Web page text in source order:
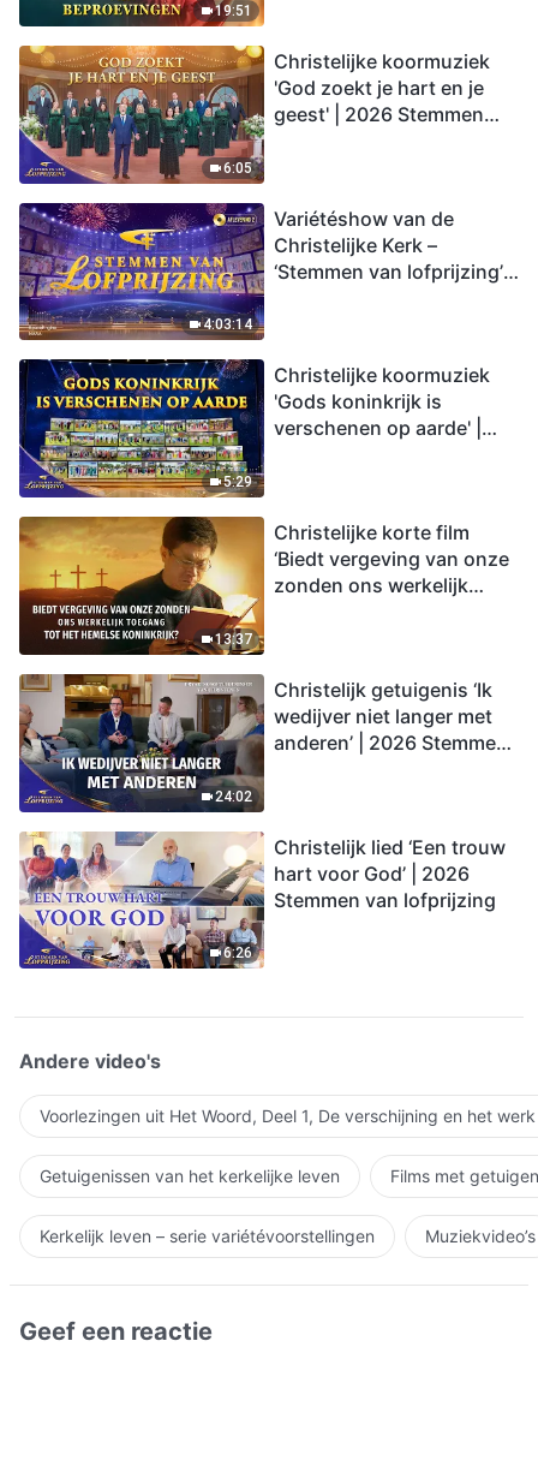
19:51
6:05
Christelijke koormuziek
'God zoekt je hart en je
geest' | 2026 Stemmen
4:03:14
Variétéshow van de
Christelijke Kerk –
‘Stemmen van lofprijzing’,
5:29
Christelijke koormuziek
'Gods koninkrijk is
verschenen op aarde' |
13:37
Christelijke korte film
‘Biedt vergeving van onze
zonden ons werkelijk
24:02
Christelijk getuigenis ‘Ik
wedijver niet langer met
anderen’ | 2026 Stemmen
6:26
Christelijk lied ‘Een trouw
hart voor God’ | 2026
Stemmen van lofprijzing
Andere video's
Voorlezingen uit Het Woord, Deel 1, De verschijning en het
Getuigenissen van het kerkelijke leven Films met
Kerkelijk leven – serie variétévoorstellingen Muziekvideo’s
Geef een reactie